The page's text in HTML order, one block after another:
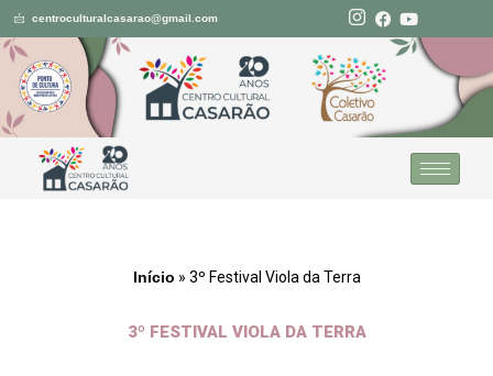
Pular
para
o
conteúdo
centroculturalcasarao@gmail.com
Início » 3º Festival Viola da Terra
3º FESTIVAL VIOLA DA TERRA